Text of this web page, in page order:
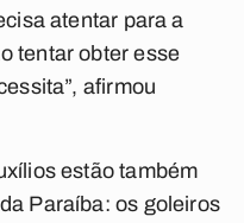
atentar para a
tentar obter esse
afirmou
estão também
Paraíba: os goleiros